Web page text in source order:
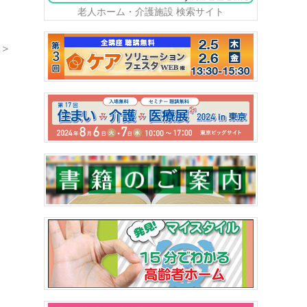
老人ホーム・介護施設 検索サイト